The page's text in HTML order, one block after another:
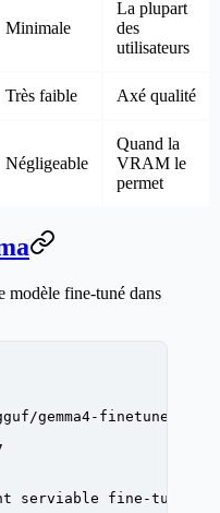
Minimale
La plupart
des
utilisateurs
Très faible Axé qualité
Négligeable
Quand la
VRAM le
permet
modèle fine-tuné dans
gemma4-finetuned-
serviable fine-tuné